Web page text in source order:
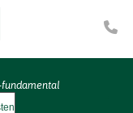
fundamental